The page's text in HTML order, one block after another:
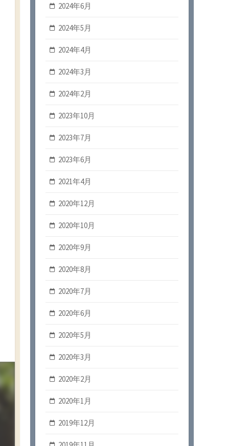
2024年6月
2024年5月
2024年4月
2024年3月
2024年2月
2023年10月
2023年7月
2023年6月
2021年4月
2020年12月
2020年10月
2020年9月
2020年8月
2020年7月
2020年6月
2020年5月
2020年3月
2020年2月
2020年1月
2019年12月